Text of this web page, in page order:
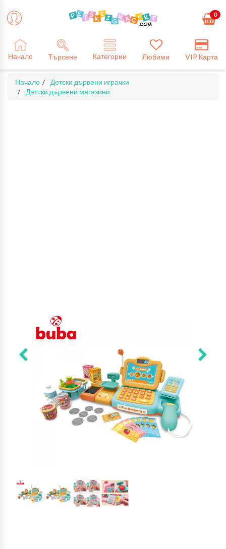
0
Начало Търсене Категории Любими VIP Карта
Начало
Детски дървени играчки
Детски дървени магазини